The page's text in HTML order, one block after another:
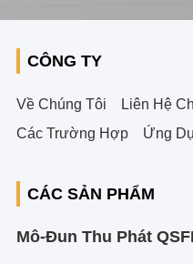
CÔNG TY
Về Chúng Tôi Liên Hệ
Các Trường Hợp
Ứng
CÁC SẢN PHẨM
Mô-Đun Thu Phát